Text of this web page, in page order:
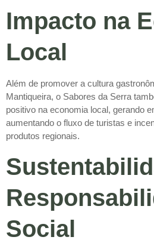
Impacto na
Local
Além de promover a cultura
Mantiqueira, o Sabores da Serra
positivo na economia local, gerando
aumentando o fluxo de turistas e
produtos regionais.
Social